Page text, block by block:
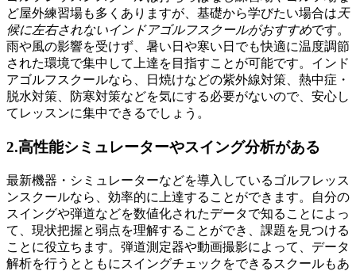
ど屋外練習場も多くありますが、基礎から学びたい場合は 天
候に左右されないインドアゴルフスクールがおすすめです。
雨や風の影響を受けず、暑い日や寒い日でも快適に温度調節
された環境で集中して上達を目指すことが可能です。インド
アゴルフスクールなら、日焼けなどの紫外線対策、熱中症・
脱水対策、防寒対策などを気にする必要がないので、安心し
てレッスンに集中できるでしょう。
2.高性能シミュレーターやスイング分析がある
最新機器・シミュレーターなどを導入しているゴルフレッス
ンスクールなら、効率的に上達することができます。自分の
スイングや弾道などを数値化されたデータで知ることによっ
て、現状把握と弱点を理解することができ、課題を見つける
ことに役立ちます。弾道測定器や動画撮影によって、データ
解析を行うとともにスイングチェックをできるスクールもあ